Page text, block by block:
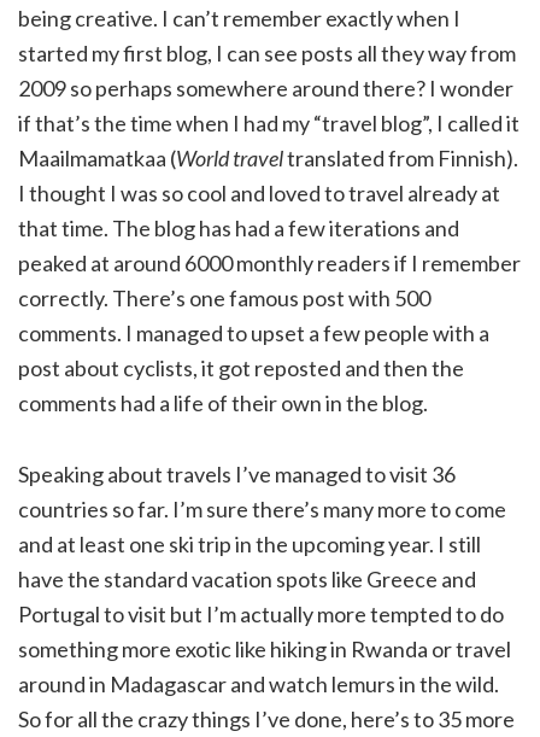
being creative. I can’t remember exactly when I
started my first blog, I can see posts all they way from
2009 so perhaps somewhere around there? I wonder
if that’s the time when I had my “travel blog”, I called it
Maailmamatkaa (World traveltranslated from Finnish).
I thought I was so cool and loved to travel already at
that time. The blog has had a few iterations and
peaked at around 6000 monthly readers if I remember
correctly. There’s one famous post with 500
comments. I managed to upset a few people with a
post about cyclists, it got reposted and then the
comments had a life of their own in the blog.
Speaking about travels I’ve managed to visit 36
countries so far. I’m sure there’s many more to come
and at least one ski trip in the upcoming year. I still
have the standard vacation spots like Greece and
Portugal to visit but I’m actually more tempted to do
something more exotic like hiking in Rwanda or travel
around in Madagascar and watch lemurs in the wild.
So for all the crazy things I’ve done, here’s to 35 more